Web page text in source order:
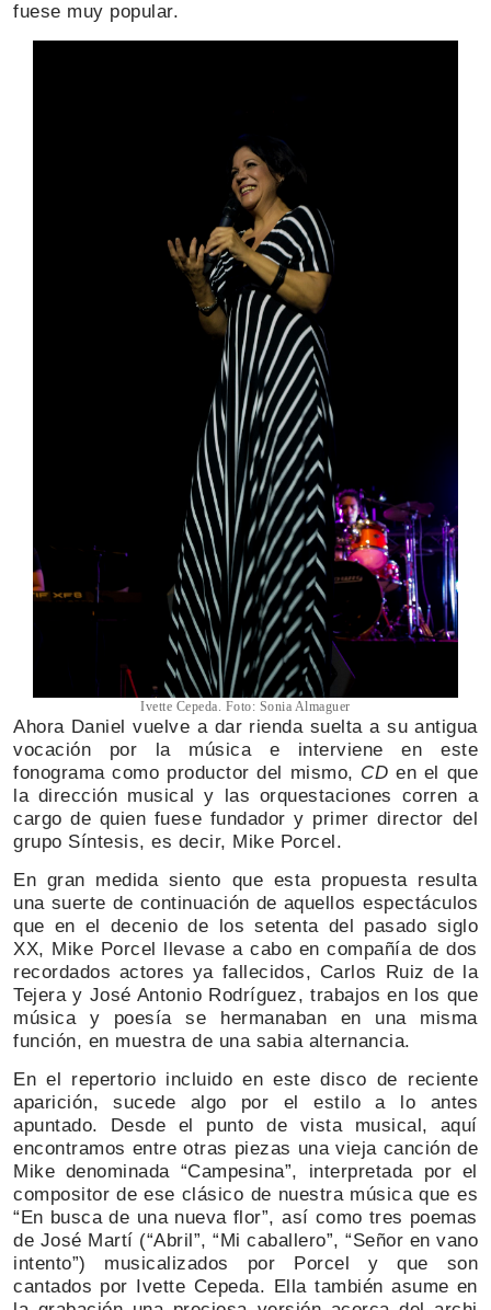
fuese muy popular.
Ivette Cepeda. Foto: Sonia Almaguer
Ahora Daniel vuelve a dar rienda suelta a su antigua
vocación por la música e interviene en este
fonograma como productor del mismo, CD en el que
la dirección musical y las orquestaciones corren a
cargo de quien fuese fundador y primer director del
grupo Síntesis, es decir, Mike Porcel.
En gran medida siento que esta propuesta resulta
una suerte de continuación de aquellos espectáculos
que en el decenio de los setenta del pasado siglo
XX, Mike Porcel llevase a cabo en compañía de dos
recordados actores ya fallecidos, Carlos Ruiz de la
Tejera y José Antonio Rodríguez, trabajos en los que
música y poesía se hermanaban en una misma
función, en muestra de una sabia alternancia.
En el repertorio incluido en este disco de reciente
aparición, sucede algo por el estilo a lo antes
apuntado. Desde el punto de vista musical, aquí
encontramos entre otras piezas una vieja canción de
Mike denominada “Campesina”, interpretada por el
compositor de ese clásico de nuestra música que es
“En busca de una nueva flor”, así como tres poemas
de José Martí (“Abril”, “Mi caballero”, “Señor en vano
intento”) musicalizados por Porcel y que son
cantados por Ivette Cepeda. Ella también asume en